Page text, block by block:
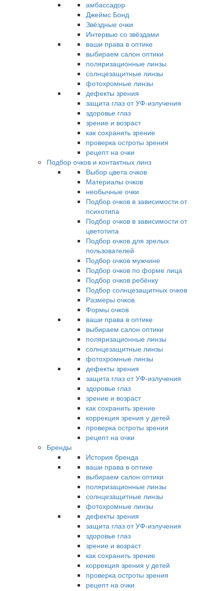
амбассадор
Джеймс Бонд
Звёздные очки
Интервью со звёздами
ваши права в оптике
выбираем салон оптики
поляризационные линзы
солнцезащитные линзы
фотохромные линзы
дефекты зрения
защита глаз от УФ-излучения
здоровье глаз
зрение и возраст
как сохранить зрение
проверка остроты зрения
рецепт на очки
Подбор очков и контактных линз
Выбор цвета очков
Материалы очков
необычные очки
Подбор очков в зависимости от
психотипа
Подбор очков в зависимости от
цветотипа
Подбор очков для зрелых
пользователей
Подбор очков мужчине
Подбор очков по форме лица
Подбор очков ребёнку
Подбор солнцезащитных очков
Размеры очков
Формы очков
ваши права в оптике
выбираем салон оптики
поляризационные линзы
солнцезащитные линзы
фотохромные линзы
дефекты зрения
защита глаз от УФ-излучения
здоровье глаз
зрение и возраст
как сохранить зрение
коррекция зрения у детей
проверка остроты зрения
рецепт на очки
Бренды
История бренда
ваши права в оптике
выбираем салон оптики
поляризационные линзы
солнцезащитные линзы
фотохромные линзы
дефекты зрения
защита глаз от УФ-излучения
здоровье глаз
зрение и возраст
как сохранить зрение
коррекция зрения у детей
проверка остроты зрения
рецепт на очки